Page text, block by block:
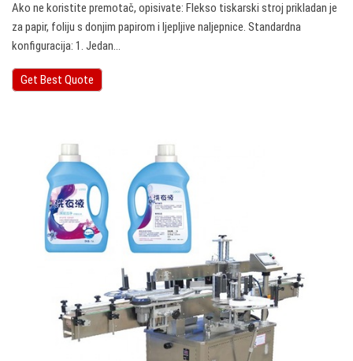
Ako ne koristite premotač, opisivate: Flekso tiskarski stroj prikladan je
za papir, foliju s donjim papirom i ljepljive naljepnice. Standardna
konfiguracija: 1. Jedan…
Get Best Quote